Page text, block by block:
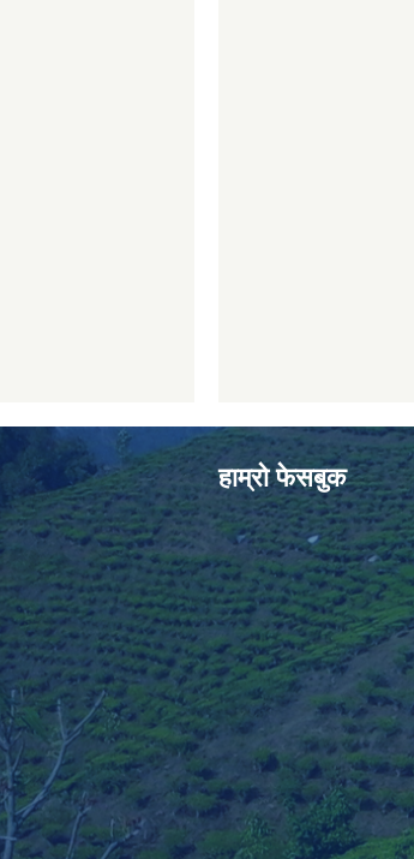
हाम्रो फेसबुक